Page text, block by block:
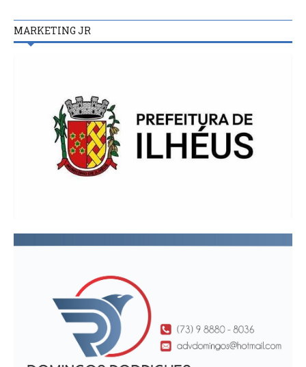
MARKETING JR